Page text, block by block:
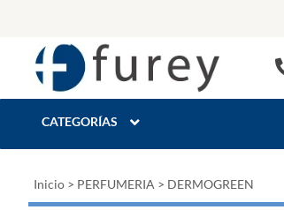
CATEGORÍAS
Inicio > PERFUMERIA > DERMOGREEN